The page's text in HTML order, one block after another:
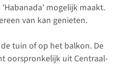
mogelijk maakt.
van kan genieten.
tuin of op het balkon. De
oorspronkelijk uit Centraal-